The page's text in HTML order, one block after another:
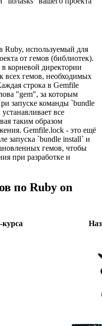
Ruby, используемый для
от гемов (библиотек).
корневой директории
всех гемов, необходимых
строка в Gemfile
"gem", за которым
запуске команды `bundle
все
таким образом
Gemfile.lock - это ещё
запуска `bundle install` и
гемов, чтобы
при разработке и
по Ruby on